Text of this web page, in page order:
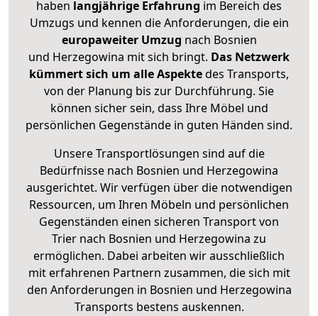
haben langjährige Erfahrung im Bereich des
Umzugs und kennen die Anforderungen, die ein
europaweiter Umzug nach Bosnien
und Herzegowina mit sich bringt. Das Netzwerk
kümmert sich um alle Aspektedes Transports,
von der Planung bis zur Durchführung. Sie
können sicher sein, dass Ihre Möbel und
persönlichen Gegenstände in guten Händen sind.
Unsere Transportlösungen sind auf die
Bedürfnisse nach Bosnien und Herzegowina
ausgerichtet. Wir verfügen über die notwendigen
Ressourcen, um Ihren Möbeln und persönlichen
Gegenständen einen sicheren Transport von
Trier nach Bosnien und Herzegowina zu
ermöglichen. Dabei arbeiten wir ausschließlich
mit erfahrenen Partnern zusammen, die sich mit
den Anforderungen in Bosnien und Herzegowina
Transports bestens auskennen.